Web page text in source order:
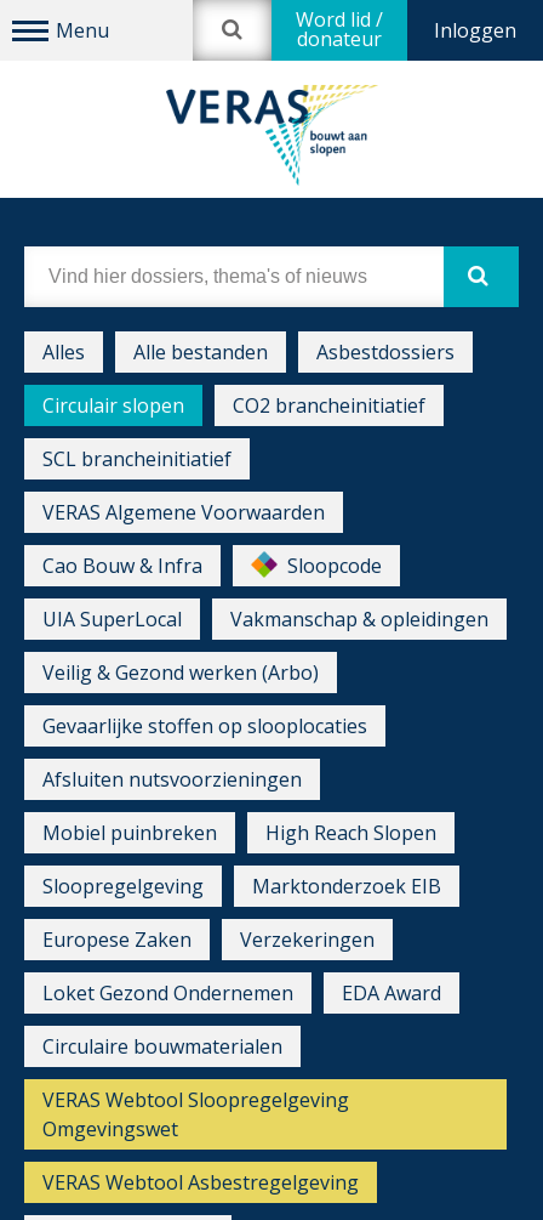
Inloggen
Word lid /
donateur
Alles Alle bestanden
Asbestdossiers
Circulair slopen
CO2 brancheinitiatief
SCL brancheinitiatief
VERAS Algemene Voorwaarden
Cao Bouw & Infra
Sloopcode
UIA SuperLocal
Vakmanschap & opleidingen
Veilig & Gezond werken (Arbo)
Gevaarlijke stoffen op slooplocaties
Afsluiten nutsvoorzieningen
Mobiel puinbreken
High Reach Slopen
Sloopregelgeving
Marktonderzoek EIB
Europese Zaken
Verzekeringen
Loket Gezond Ondernemen
EDA Award
Circulaire bouwmaterialen
VERAS Webtool Sloopregelgeving
Omgevingswet
VERAS Webtool Asbestregelgeving